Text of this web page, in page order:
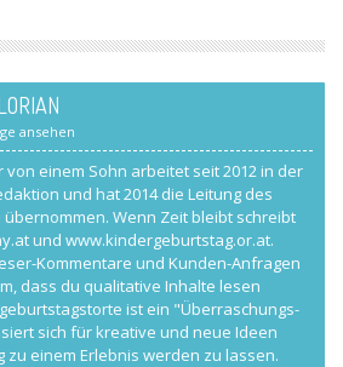
ansehen
von einem Sohn arbeitet seit 2012 in der
und hat 2014 die Leitung des
übernommen. Wenn Zeit bleibt schreibt
und www.kindergeburtstag.or.at.
Kommentare und Kunden-Anfragen
dass du qualitative Inhalte lesen
ist ein "Überraschungs-
sich für kreative und neue Ideen
zu einem Erlebnis werden zu lassen.